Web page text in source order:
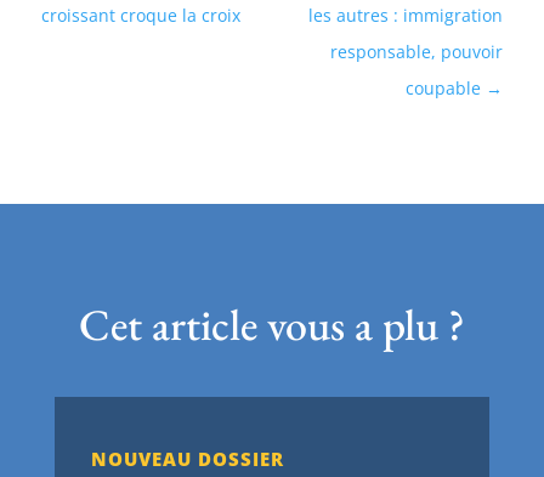
les autres : immigration
responsable, pouvoir
coupable
croissant croque la croix
Cet article vous a plu ?
NOUVEAU DOSSIER